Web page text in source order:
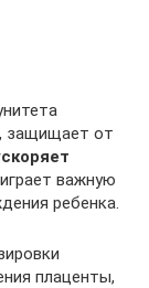
защищает от
важную
ребенка.
плаценты,